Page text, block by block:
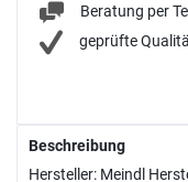
Beratung per
geprüfte
Beschreibung
Hersteller: Meindl